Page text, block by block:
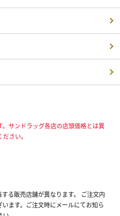
サンドラッグ各店の店頭価格とは異
さい。
る販売店舗が異なります。 ご注文内
ます。ご注文時にメールにてお知ら